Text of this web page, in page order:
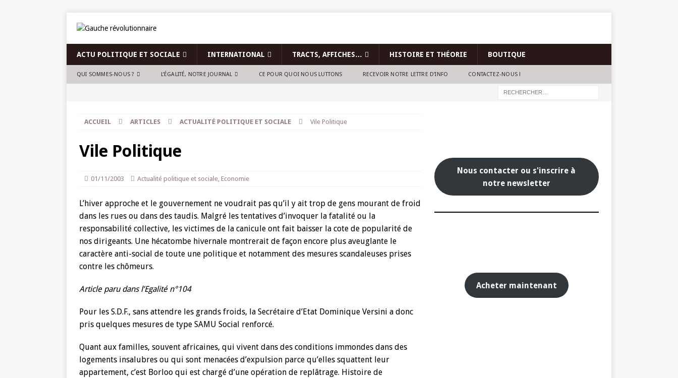
ACTU POLITIQUE ET SOCIALE INTERNATIONAL TRACTS, AFFICHES… HISTOIRE ET THÉORIE BOUTIQUE
QUI SOMMES-NOUS ? L’ÉGALITÉ, NOTRE JOURNAL CE POUR QUOI NOUS LUTTONS RECEVOIR NOTRE LETTRE D’INFO CONTACTEZ-NOUS !
ACCUEIL ARTICLES ACTUALITÉ POLITIQUE ET SOCIALE Vile Politique
Vile Politique
01/11/2003 Actualité politique et sociale, Economie
L’hiver approche et le gouvernement ne voudrait pas qu’il y ait trop de gens mourant de froid
dans les rues ou dans des taudis. Malgré les tentatives d’invoquer la fatalité ou la
responsabilité collective, les victimes de la canicule ont fait baisser la cote de popularité de
nos dirigeants. Une hécatombe hivernale montrerait de façon encore plus aveuglante le
caractère anti-social de toute une politique et notamment des mesures scandaleuses prises
contre les chômeurs.
Article paru dans l’Egalité n°104
Pour les S.D.F., sans attendre les grands froids, la Secrétaire d’Etat Dominique Versini a donc
pris quelques mesures de type SAMU Social renforcé.
Quant aux familles, souvent africaines, qui vivent dans des conditions immondes dans des
logements insalubres ou qui sont menacées d’expulsion parce qu’elles squattent leur
appartement, c’est Borloo qui est chargé d’une opération de replâtrage. Histoire de
Nous contacter ou s'inscrire à
notre newsletter
Acheter maintenant